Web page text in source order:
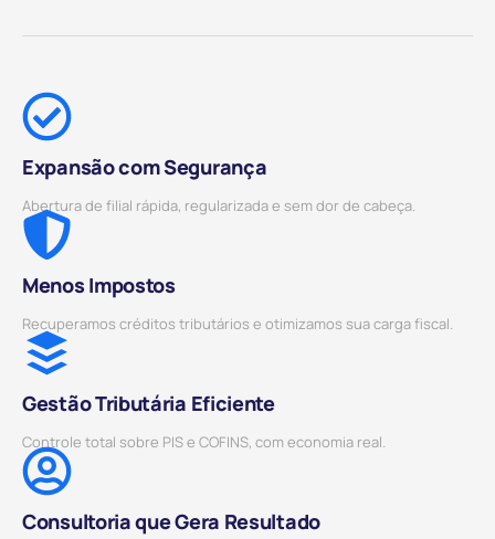
Expansão com Segurança
Abertura de filial rápida, regularizada e sem dor de cabeça.
Menos Impostos
Recuperamos créditos tributários e otimizamos sua carga fiscal.
Gestão Tributária Eficiente
Controle total sobre PIS e COFINS, com economia real.
Consultoria que Gera Resultado